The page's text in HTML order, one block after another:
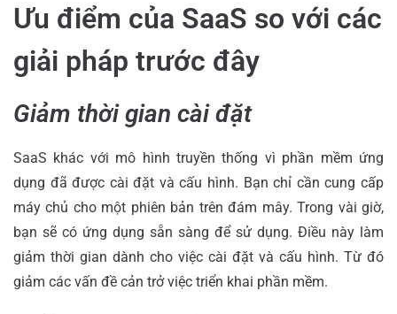
Ưu điểm của SaaS so với các
giải pháp trước đây
Giảm thời gian cài đặt
SaaS khác với mô hình truyền thống vì phần mềm ứng
dụng đã được cài đặt và cấu hình. Bạn chỉ cần cung cấp
máy chủ cho một phiên bản trên đám mây. Trong vài giờ,
bạn sẽ có ứng dụng sẵn sàng để sử dụng. Điều này làm
giảm thời gian dành cho việc cài đặt và cấu hình. Từ đó
giảm các vấn đề cản trở việc triển khai phần mềm.